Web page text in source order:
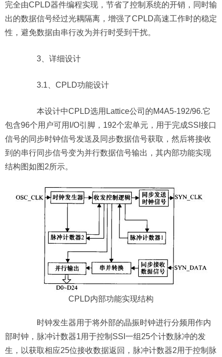
完全由CPLD器件编程实现，节省了控制系统的开销，同时输
出的数据信号经过光耦隔离，增强了CPLD高速工作时的稳定
性，避免数据由串行改为并行时受到干扰。
3、详细设计
3.1、CPLD功能设计
本设计中CPLD选用Lattice公司的M4A5-192/96.它
包含96个用户可用I/O引脚，192个宏单元，用于完成SSI接口
信号的同步时钟信号发送及同步数据信号获取，然后将接收
到的串行同步信号变为并行数据信号输出，其内部功能实现
结构图如图2所示。
CPLD内部功能实现结构
时钟发生器用于将外部的晶振时钟进行分频用作内
部时钟，脉冲计数器1用于控制SSI一组25个计数脉冲的发
生，以获取相应25位接收数据返回，脉冲计数器2用于控制脉